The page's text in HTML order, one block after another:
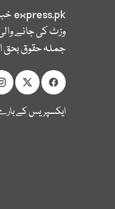
express.pk
وزٹ کی جانے
جملہ حقوق بحق
ایکسپریس کے